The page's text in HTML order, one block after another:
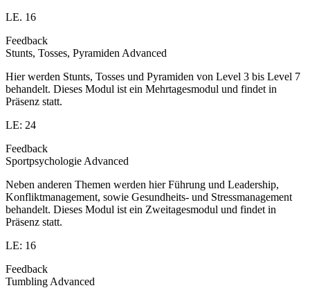
LE. 16
Feedback
Stunts, Tosses, Pyramiden Advanced
Hier werden Stunts, Tosses und Pyramiden von Level 3 bis Level 7
behandelt. Dieses Modul ist ein Mehrtagesmodul und findet in
Präsenz statt.
LE: 24
Feedback
Sportpsychologie Advanced
Neben anderen Themen werden hier Führung und Leadership,
Konfliktmanagement, sowie Gesundheits- und Stressmanagement
behandelt. Dieses Modul ist ein Zweitagesmodul und findet in
Präsenz statt.
LE: 16
Feedback
Tumbling Advanced